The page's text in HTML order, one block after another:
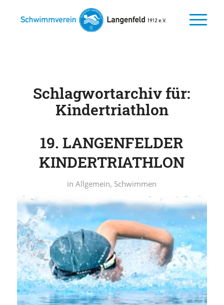
Schlagwortarchiv für:
Kindertriathlon
19. LANGENFELDER
KINDERTRIATHLON
inAllgemein, Schwimmen